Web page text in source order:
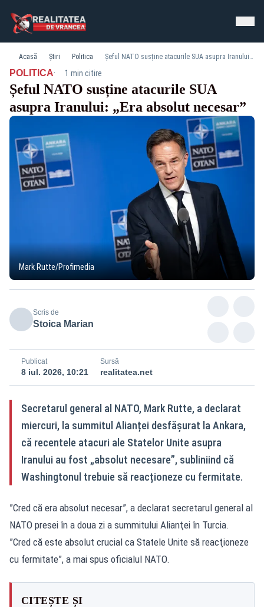
Acasă Știri Politica Șeful NATO susține atacurile SUA asupra Iranului: „Era absolut necesar”
POLITICA· 1 min citire
Șeful NATO susține atacurile SUA
asupra Iranului: „Era absolut necesar”
Mark Rutte/Profimedia
Scris de
Stoica Marian
Publicat
8 iul. 2026, 10:21
Sursă
realitatea.net
Secretarul general al NATO, Mark Rutte, a declarat
miercuri, la summitul Alianței desfășurat la Ankara,
că recentele atacuri ale Statelor Unite asupra
Iranului au fost „absolut necesare”, subliniind că
Washingtonul trebuie să reacționeze cu fermitate.
”Cred că era absolut necesar”, a declarat secretarul general al
NATO presei în a doua zi a summitului Alianţei în Turcia.
”Cred că este absolut crucial ca Statele Unite să reacţioneze
cu fermitate”, a mai spus oficialul NATO.
CITEȘTE ȘI